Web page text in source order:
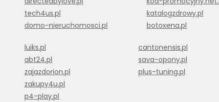
tech4us.pl
domo-nieruchomosci.pl
katalogzdrowy.pl
botoxena.pl
luiks.pl
abt24.pl
zajazdorion.pl
zakupy4u.pl
p4-play.pl
cantonensis.pl
sava-opony.pl
plus-tuning.pl